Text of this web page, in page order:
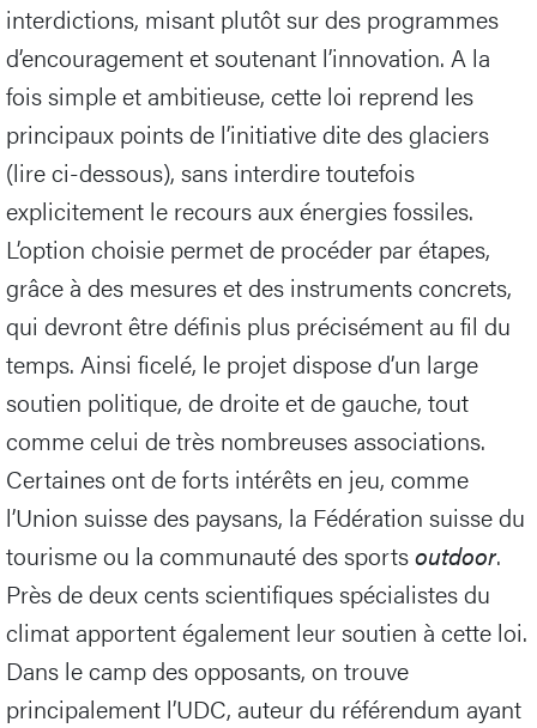
interdictions, misant plutôt sur des programmes
d’encouragement et soutenant l’innovation. A la
fois simple et ambitieuse, cette loi reprend les
principaux points de l’initiative dite des glaciers
(lire ci-dessous), sans interdire toutefois
explicitement le recours aux énergies fossiles.
L’option choisie permet de procéder par étapes,
grâce à des mesures et des instruments concrets,
qui devront être définis plus précisément au fil du
temps. Ainsi ficelé, le projet dispose d’un large
soutien politique, de droite et de gauche, tout
comme celui de très nombreuses associations.
Certaines ont de forts intérêts en jeu, comme
l’Union suisse des paysans, la Fédération suisse du
tourisme ou la communauté des sportsoutdoor.
Près de deux cents scientifiques spécialistes du
climat apportent également leur soutien à cette loi.
Dans le camp des opposants, on trouve
principalement l’UDC, auteur du référendum ayant